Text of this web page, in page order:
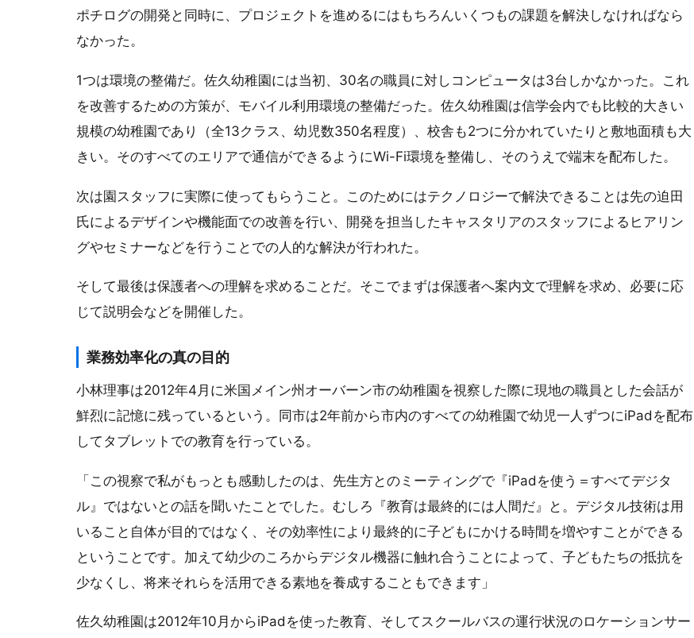
ポチログの開発と同時に、プロジェクトを進めるにはもちろんいくつもの課題を解決しなければなら
なかった。
1つは環境の整備だ。佐久幼稚園には当初、30名の職員に対しコンピュータは3台しかなかった。これ
を改善するための方策が、モバイル利用環境の整備だった。佐久幼稚園は信学会内でも比較的大きい
規模の幼稚園であり（全13クラス、幼児数350名程度）、校舎も2つに分かれていたりと敷地面積も大
きい。そのすべてのエリアで通信ができるようにWi-Fi環境を整備し、そのうえで端末を配布した。
次は園スタッフに実際に使ってもらうこと。このためにはテクノロジーで解決できることは先の迫田
氏によるデザインや機能面での改善を行い、開発を担当したキャスタリアのスタッフによるヒアリン
グやセミナーなどを行うことでの人的な解決が行われた。
そして最後は保護者への理解を求めることだ。そこでまずは保護者へ案内文で理解を求め、必要に応
じて説明会などを開催した。
業務効率化の真の目的
小林理事は2012年4月に米国メイン州オーバーン市の幼稚園を視察した際に現地の職員とした会話が
鮮烈に記憶に残っているという。同市は2年前から市内のすべての幼稚園で幼児一人ずつにiPadを配布
してタブレットでの教育を行っている。
「この視察で私がもっとも感動したのは、先生方とのミーティングで『iPadを使う＝すべてデジタ
ル』ではないとの話を聞いたことでした。むしろ『教育は最終的には人間だ』と。デジタル技術は用
いること自体が目的ではなく、その効率性により最終的に子どもにかける時間を増やすことができる
ということです。加えて幼少のころからデジタル機器に触れ合うことによって、子どもたちの抵抗を
少なくし、将来それらを活用できる素地を養成することもできます」
佐久幼稚園は2012年10月からiPadを使った教育、そしてスクールバスの運行状況のロケーションサー